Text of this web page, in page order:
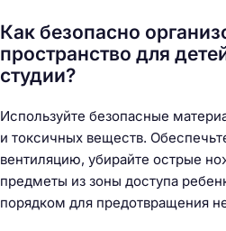
Как безопасно
пространство для
студии?
Используйте безопасные
и токсичных веществ.
вентиляцию, убирайте острые
предметы из зоны доступа
порядком для предотвращения